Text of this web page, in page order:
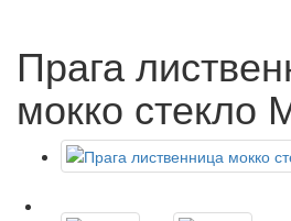
Прага
мокко стекло